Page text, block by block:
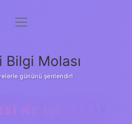
Anasayfa
Yasal Uyarı
menüyü
Bilgi Molası
gününü şenlendir!
NE IŞE YARAR